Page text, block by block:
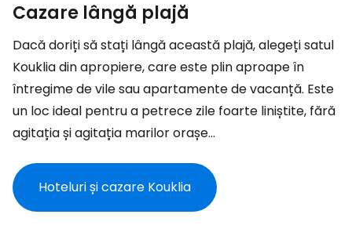
Cazare lângă plajă
Dacă doriți să stați lângă această plajă, alegeți satul
Kouklia din apropiere, care este plin aproape în
întregime de vile sau apartamente de vacanță. Este
un loc ideal pentru a petrece zile foarte liniștite, fără
agitația și agitația marilor orașe...
Hoteluri și cazare Kouklia